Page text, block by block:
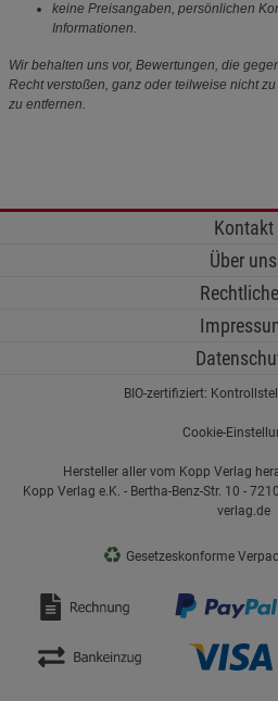
keine Preisangaben, persönlichen
Informationen.
Wir behalten uns vor, Bewertungen, die
Recht verstoßen, ganz oder teilweise nicht
zu entfernen.
Kontakt
Über uns
BIO-zertifiziert:
Cookie-
Hersteller aller vom Kopp Verlag
Kopp Verlag e.K. - Bertha-Benz-Str. 10 -
verlag.de
♻ Gesetzeskonforme